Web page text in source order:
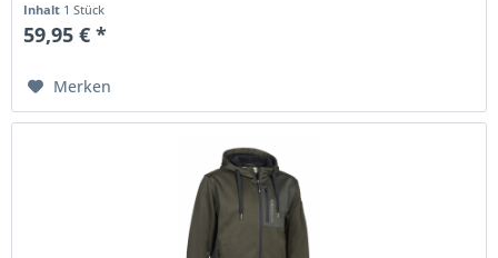
Inhalt 1 Stück
59,95 € *
Merken